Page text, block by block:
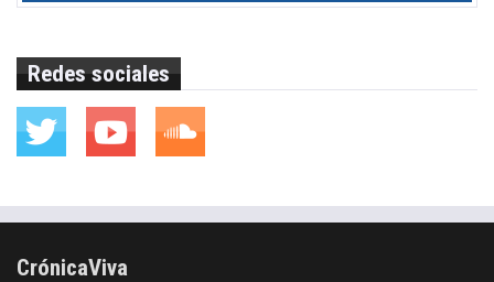
Redes sociales
CrónicaViva